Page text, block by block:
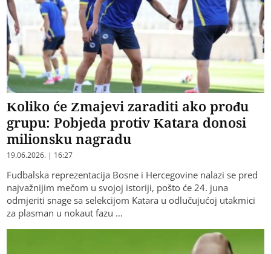
Koliko će Zmajevi zaraditi ako prođu
grupu: Pobjeda protiv Katara donosi
milionsku nagradu
19.06.2026. | 16:27
Fudbalska reprezentacija Bosne i Hercegovine nalazi se pred
najvažnijim mečom u svojoj istoriji, pošto će 24. juna
odmjeriti snage sa selekcijom Katara u odlučujućoj utakmici
za plasman u nokaut fazu …